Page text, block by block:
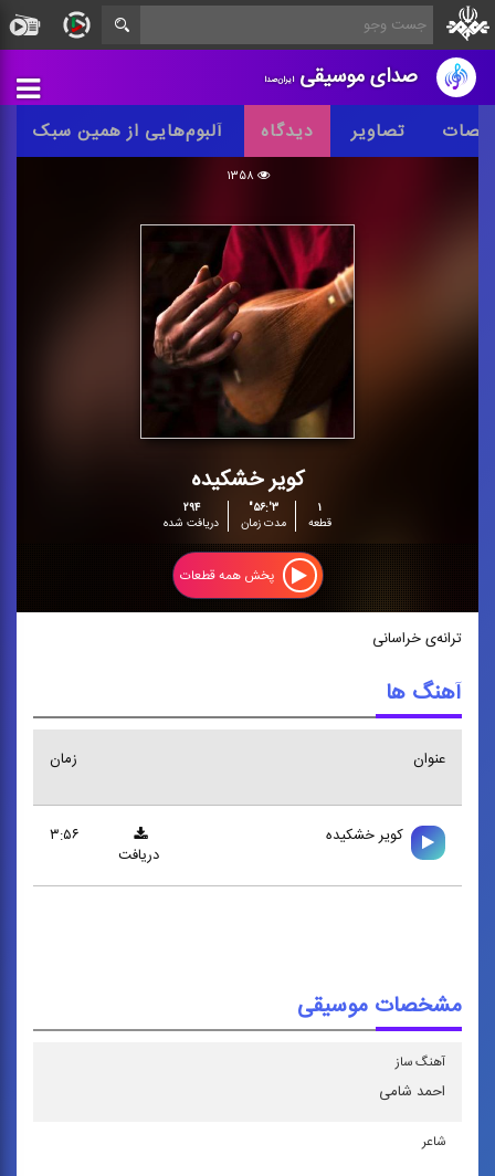
صدای موسیقیایران‌صدا
تصاویر دیدگاه آلبوم‌هایی از همین سبک
۱۳۵۸
کویر خشکیده
۱
قطعه
۳':۵۶"
مدت زمان
۲۹۴
دریافت شده
پخش همه قطعات
ترانه‌ی خراسانی
آهنگ ها
عنوان زمان
كوير خشكيده
۳:۵۶
دریافت
مشخصات موسیقی
آهنگ ساز
احمد شامی
شاعر